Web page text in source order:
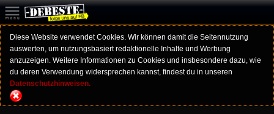
Diese Website verwendet Cookies. Wir können damit die Seitennutzung
auswerten, um nutzungsbasiert redaktionelle Inhalte und Werbung
anzuzeigen. Weitere Informationen zu Cookies und insbesondere dazu, wie
du deren Verwendung widersprechen kannst, findest du in unseren
Datenschutzhinweisen.